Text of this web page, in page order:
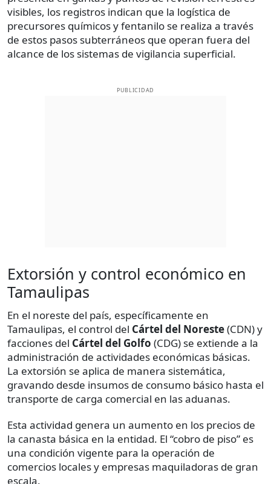
visibles, los registros indican que la logística de
precursores químicos y fentanilo se realiza a través
de estos pasos subterráneos que operan fuera del
alcance de los sistemas de vigilancia superficial.
PUBLICIDAD
Extorsión y control económico en
Tamaulipas
En el noreste del país, específicamente en
Tamaulipas, el control del Cártel del Noreste(CDN) y
facciones del Cártel del Golfo (CDG) se extiende a la
administración de actividades económicas básicas.
La extorsión se aplica de manera sistemática,
gravando desde insumos de consumo básico hasta el
transporte de carga comercial en las aduanas.
Esta actividad genera un aumento en los precios de
la canasta básica en la entidad. El “cobro de piso” es
una condición vigente para la operación de
comercios locales y empresas maquiladoras de gran
escala.